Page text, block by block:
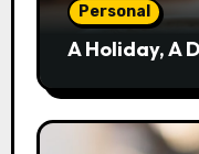
Personal
A Holiday, A